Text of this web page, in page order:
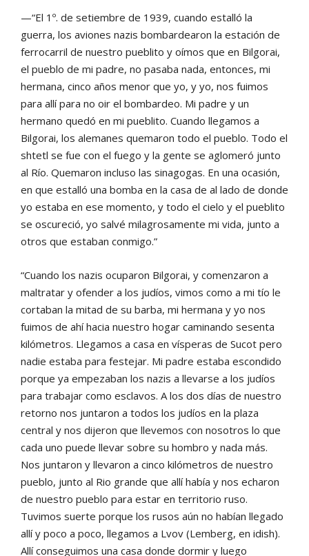
—“El 1º. de setiembre de 1939, cuando estalló la
guerra, los aviones nazis bombardearon la estación de
ferrocarril de nuestro pueblito y oímos que en Bilgorai,
el pueblo de mi padre, no pasaba nada, entonces, mi
hermana, cinco años menor que yo, y yo, nos fuimos
para allí para no oir el bombardeo. Mi padre y un
hermano quedó en mi pueblito. Cuando llegamos a
Bilgorai, los alemanes quemaron todo el pueblo. Todo el
shtetl se fue con el fuego y la gente se aglomeró junto
al Río. Quemaron incluso las sinagogas. En una ocasión,
en que estalló una bomba en la casa de al lado de donde
yo estaba en ese momento, y todo el cielo y el pueblito
se oscureció, yo salvé milagrosamente mi vida, junto a
otros que estaban conmigo.”
“Cuando los nazis ocuparon Bilgorai, y comenzaron a
maltratar y ofender a los judíos, vimos como a mi tío le
cortaban la mitad de su barba, mi hermana y yo nos
fuimos de ahí hacia nuestro hogar caminando sesenta
kilómetros. Llegamos a casa en vísperas de Sucot pero
nadie estaba para festejar. Mi padre estaba escondido
porque ya empezaban los nazis a llevarse a los judíos
para trabajar como esclavos. A los dos días de nuestro
retorno nos juntaron a todos los judíos en la plaza
central y nos dijeron que llevemos con nosotros lo que
cada uno puede llevar sobre su hombro y nada más.
Nos juntaron y llevaron a cinco kilómetros de nuestro
pueblo, junto al Rio grande que allí había y nos echaron
de nuestro pueblo para estar en territorio ruso.
Tuvimos suerte porque los rusos aún no habían llegado
allí y poco a poco, llegamos a Lvov (Lemberg, en idish).
Allí conseguimos una casa donde dormir y luego